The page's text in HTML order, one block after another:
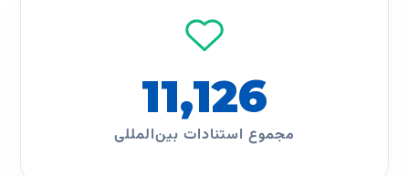
11,126
مجموع استنادات بین‌المللی